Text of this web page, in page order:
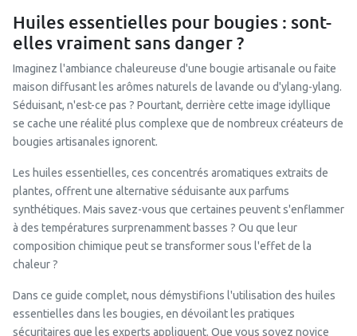
Huiles essentielles pour bougies : sont-
elles vraiment sans danger ?
Imaginez l'ambiance chaleureuse d'une bougie artisanale ou faite
maison diffusant les arômes naturels de lavande ou d'ylang-ylang.
Séduisant, n'est-ce pas ? Pourtant, derrière cette image idyllique
se cache une réalité plus complexe que de nombreux créateurs de
bougies artisanales ignorent.
Les huiles essentielles, ces concentrés aromatiques extraits de
plantes, offrent une alternative séduisante aux parfums
synthétiques. Mais savez-vous que certaines peuvent s'enflammer
à des températures surprenamment basses ? Ou que leur
composition chimique peut se transformer sous l'effet de la
chaleur ?
Dans ce guide complet, nous démystifions l'utilisation des huiles
essentielles dans les bougies, en dévoilant les pratiques
sécuritaires que les experts appliquent. Que vous soyez novice